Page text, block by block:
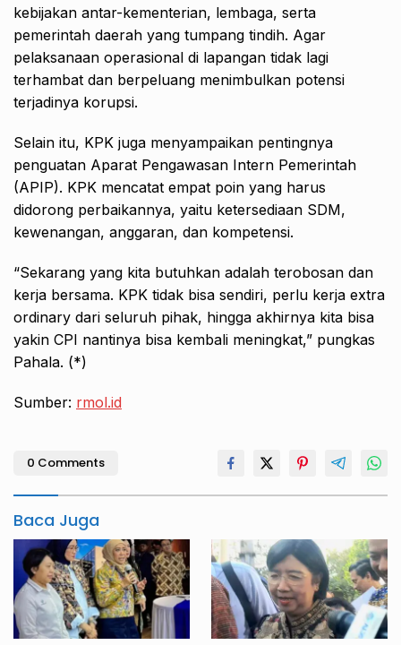
kebijakan antar-kementerian, lembaga, serta
pemerintah daerah yang tumpang tindih. Agar
pelaksanaan operasional di lapangan tidak lagi
terhambat dan berpeluang menimbulkan potensi
terjadinya korupsi.
Selain itu, KPK juga menyampaikan pentingnya
penguatan Aparat Pengawasan Intern Pemerintah
(APIP). KPK mencatat empat poin yang harus
didorong perbaikannya, yaitu ketersediaan SDM,
kewenangan, anggaran, dan kompetensi.
“Sekarang yang kita butuhkan adalah terobosan dan
kerja bersama. KPK tidak bisa sendiri, perlu kerja extra
ordinary dari seluruh pihak, hingga akhirnya kita bisa
yakin CPI nantinya bisa kembali meningkat,” pungkas
Pahala. (*)
Sumber: rmol.id
0 Comments
Baca Juga